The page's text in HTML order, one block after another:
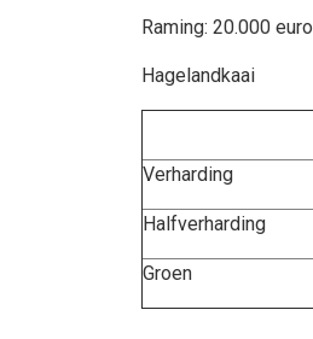
Raming: 20.000 euro
Hagelandkaai
Verharding
Halfverharding
Groen